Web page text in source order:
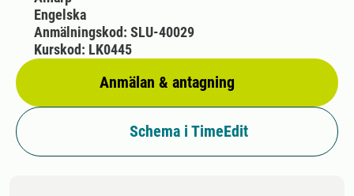
Engelska
Anmälan & antagning
Anmälningskod: SLU-40029
Kurskod: LK0445
Schema i TimeEdit